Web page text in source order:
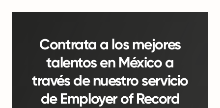
Contrata a los mejores
talentos en México a
través de nuestro servicio
de Employer of Record